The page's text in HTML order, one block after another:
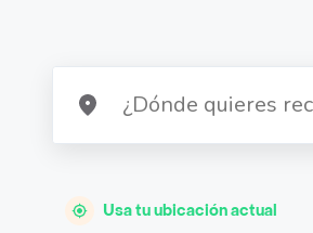
Usa tu ubicación actual